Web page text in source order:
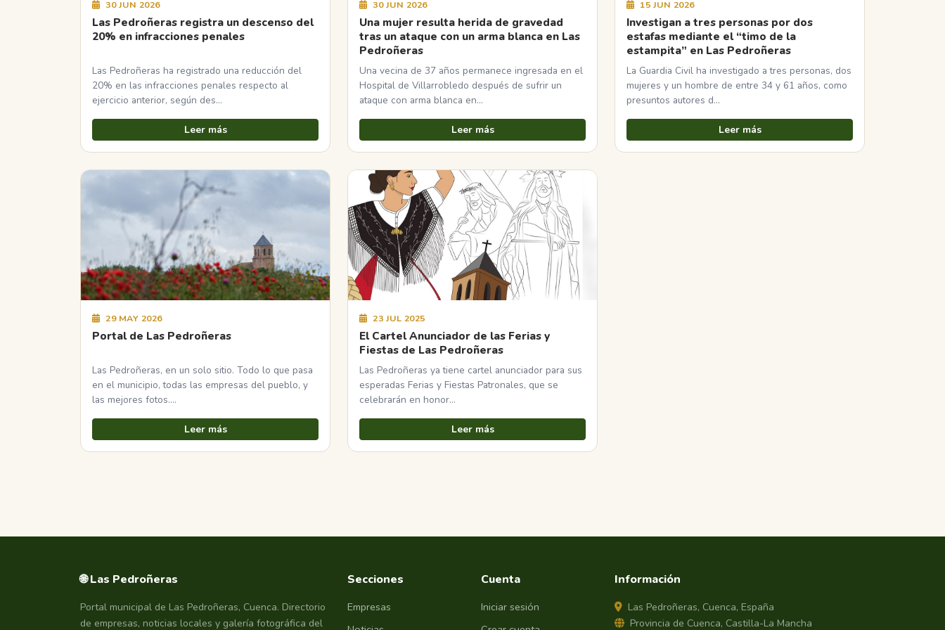
30 JUN 2026
Las Pedroñeras registra un descenso del
20% en infracciones penales
Las Pedroñeras ha registrado una reducción del
20% en las infracciones penales respecto al
ejercicio anterior, según des…
Leer más
30 JUN 2026
Una mujer resulta herida de gravedad
tras un ataque con un arma blanca en Las
Pedroñeras
Una vecina de 37 años permanece ingresada en el
Hospital de Villarrobledo después de sufrir un
ataque con arma blanca en…
Leer más
15 JUN 2026
Investigan a tres personas por dos
estafas mediante el “timo de la
estampita” en Las Pedroñeras
La Guardia Civil ha investigado a tres personas, dos
mujeres y un hombre de entre 34 y 61 años, como
presuntos autores d…
Leer más
29 MAY 2026
Portal de Las Pedroñeras
Las Pedroñeras, en un solo sitio. Todo lo que pasa
en el municipio, todas las empresas del pueblo, y
las mejores fotos.…
Leer más
23 JUL 2025
El Cartel Anunciador de las Ferias y
Fiestas de Las Pedroñeras
Las Pedroñeras ya tiene cartel anunciador para sus
esperadas Ferias y Fiestas Patronales, que se
celebrarán en honor…
Leer más
🌐 Las Pedroñeras
Portal municipal de Las Pedroñeras, Cuenca. Directorio
de empresas, noticias locales y galería fotográfica del
Secciones
Empresas
Cuenta
Iniciar sesión
Información
Las Pedroñeras, Cuenca, España
Provincia de Cuenca, Castilla-La Mancha